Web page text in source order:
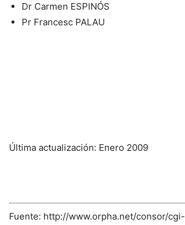
Dr Carmen ESPINÓS
Pr Francesc PALAU
Última actualización: Enero 2009
Fuente: http://www.orpha.net/consor/cgi-